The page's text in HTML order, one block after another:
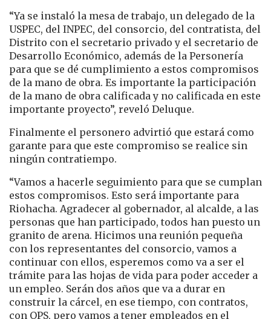
“Ya se instaló la mesa de trabajo, un delegado de la
USPEC, del INPEC, del consorcio, del contratista, del
Distrito con el secretario privado y el secretario de
Desarrollo Económico, además de la Personería
para que se dé cumplimiento a estos compromisos
de la mano de obra. Es importante la participación
de la mano de obra calificada y no calificada en este
importante proyecto”, reveló Deluque.
Finalmente el personero advirtió que estará como
garante para que este compromiso se realice sin
ningún contratiempo.
“Vamos a hacerle seguimiento para que se cumplan
estos compromisos. Esto será importante para
Riohacha. Agradecer al gobernador, al alcalde, a las
personas que han participado, todos han puesto un
granito de arena. Hicimos una reunión pequeña
con los representantes del consorcio, vamos a
continuar con ellos, esperemos como va a ser el
trámite para las hojas de vida para poder acceder a
un empleo. Serán dos años que va a durar en
construir la cárcel, en ese tiempo, con contratos,
con OPS, pero vamos a tener empleados en el